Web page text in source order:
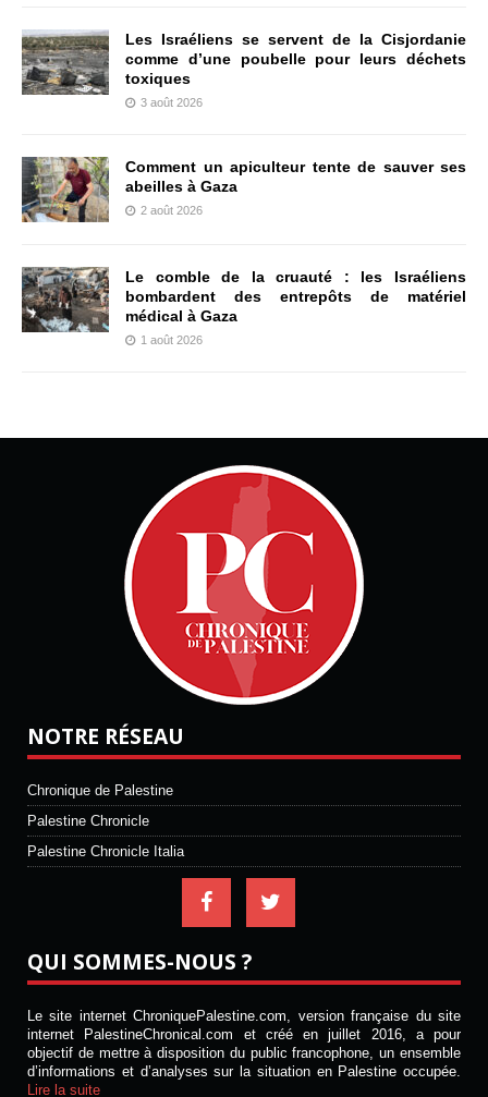
Les Israéliens se servent de la Cisjordanie
comme d’une poubelle pour leurs déchets
toxiques
3 août 2026
Comment un apiculteur tente de sauver ses
abeilles à Gaza
2 août 2026
Le comble de la cruauté : les Israéliens
bombardent des entrepôts de matériel
médical à Gaza
1 août 2026
NOTRE RÉSEAU
Chronique de Palestine
Palestine Chronicle
Palestine Chronicle Italia
QUI SOMMES-NOUS ?
Le site internet ChroniquePalestine.com, version française du site
internet PalestineChronical.com et créé en juillet 2016, a pour
objectif de mettre à disposition du public francophone, un ensemble
d’informations et d’analyses sur la situation en Palestine occupée.
Lire la suite